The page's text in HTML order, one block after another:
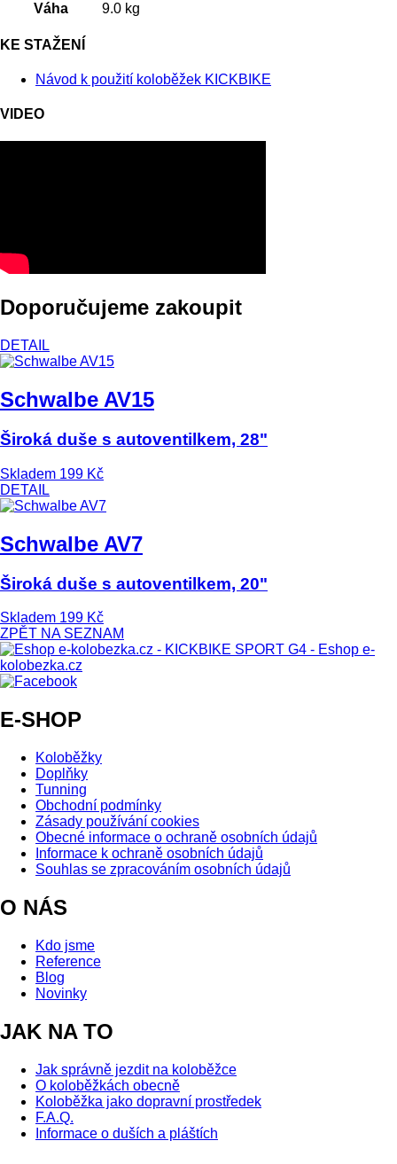
Váha
9.0 kg
KE STAŽENÍ
Návod k použití koloběžek KICKBIKE
VIDEO
Doporučujeme zakoupit
DETAIL
Schwalbe AV15
Široká duše s autoventilkem, 28"
Skladem 199 Kč
DETAIL
Schwalbe AV7
Široká duše s autoventilkem, 20"
Skladem 199 Kč
ZPĚT NA SEZNAM
E-SHOP
Koloběžky
Doplňky
Tunning
Obchodní podmínky
Zásady používání cookies
Obecné informace o ochraně osobních údajů
Informace k ochraně osobních údajů
Souhlas se zpracováním osobních údajů
O NÁS
Kdo jsme
Reference
Blog
Novinky
JAK NA TO
Jak správně jezdit na koloběžce
O koloběžkách obecně
Koloběžka jako dopravní prostředek
F.A.Q.
Informace o duších a pláštích